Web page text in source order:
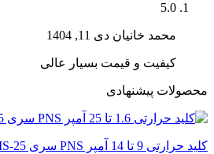
5.0
محمد خانیان دی 11, 1404
کیفیت و قیمت بسیار عالی
محصولات پیشنهادی
کلید حرارتی 9 تا 14 آمپر PNS سری PMS-25